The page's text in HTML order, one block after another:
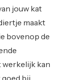
jouw kat
maakt
bovenop de
werkelijk kan
bij